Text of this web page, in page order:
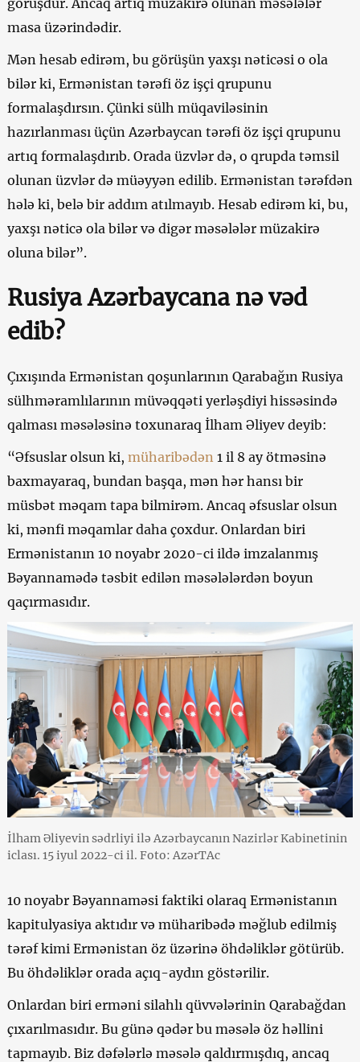
masa üzərindədir.
Mən hesab edirəm, bu görüşün yaxşı nəticəsi o ola
bilər ki, Ermənistan tərəfi öz işçi qrupunu
formalaşdırsın. Çünki sülh müqaviləsinin
hazırlanması üçün Azərbaycan tərəfi öz işçi qrupunu
artıq formalaşdırıb. Orada üzvlər də, o qrupda təmsil
olunan üzvlər də müəyyən edilib. Ermənistan tərəfdən
hələ ki, belə bir addım atılmayıb. Hesab edirəm ki, bu,
yaxşı nəticə ola bilər və digər məsələlər müzakirə
oluna bilər”.
Rusiya Azərbaycana nə vəd
edib?
Çıxışında Ermənistan qoşunlarının Qarabağın Rusiya
sülhməramlılarının müvəqqəti yerləşdiyi hissəsində
qalması məsələsinə toxunaraq İlham Əliyev deyib:
“Əfsuslar olsun ki, müharibədən 1 il 8 ay ötməsinə
baxmayaraq, bundan başqa, mən hər hansı bir
müsbət məqam tapa bilmirəm. Ancaq əfsuslar olsun
ki, mənfi məqamlar daha çoxdur. Onlardan biri
Ermənistanın 10 noyabr 2020-ci ildə imzalanmış
Bəyannamədə təsbit edilən məsələlərdən boyun
qaçırmasıdır.
İlham Əliyevin sədrliyi ilə Azərbaycanın Nazirlər Kabinetinin
iclası. 15 iyul 2022-ci il. Foto: AzərTAc
10 noyabr Bəyannaməsi faktiki olaraq Ermənistanın
kapitulyasiya aktıdır və müharibədə məğlub edilmiş
tərəf kimi Ermənistan öz üzərinə öhdəliklər götürüb.
Bu öhdəliklər orada açıq-aydın göstərilir.
Onlardan biri erməni silahlı qüvvələrinin Qarabağdan
çıxarılmasıdır. Bu günə qədər bu məsələ öz həllini
tapmayıb. Biz dəfələrlə məsələ qaldırmışdıq, ancaq